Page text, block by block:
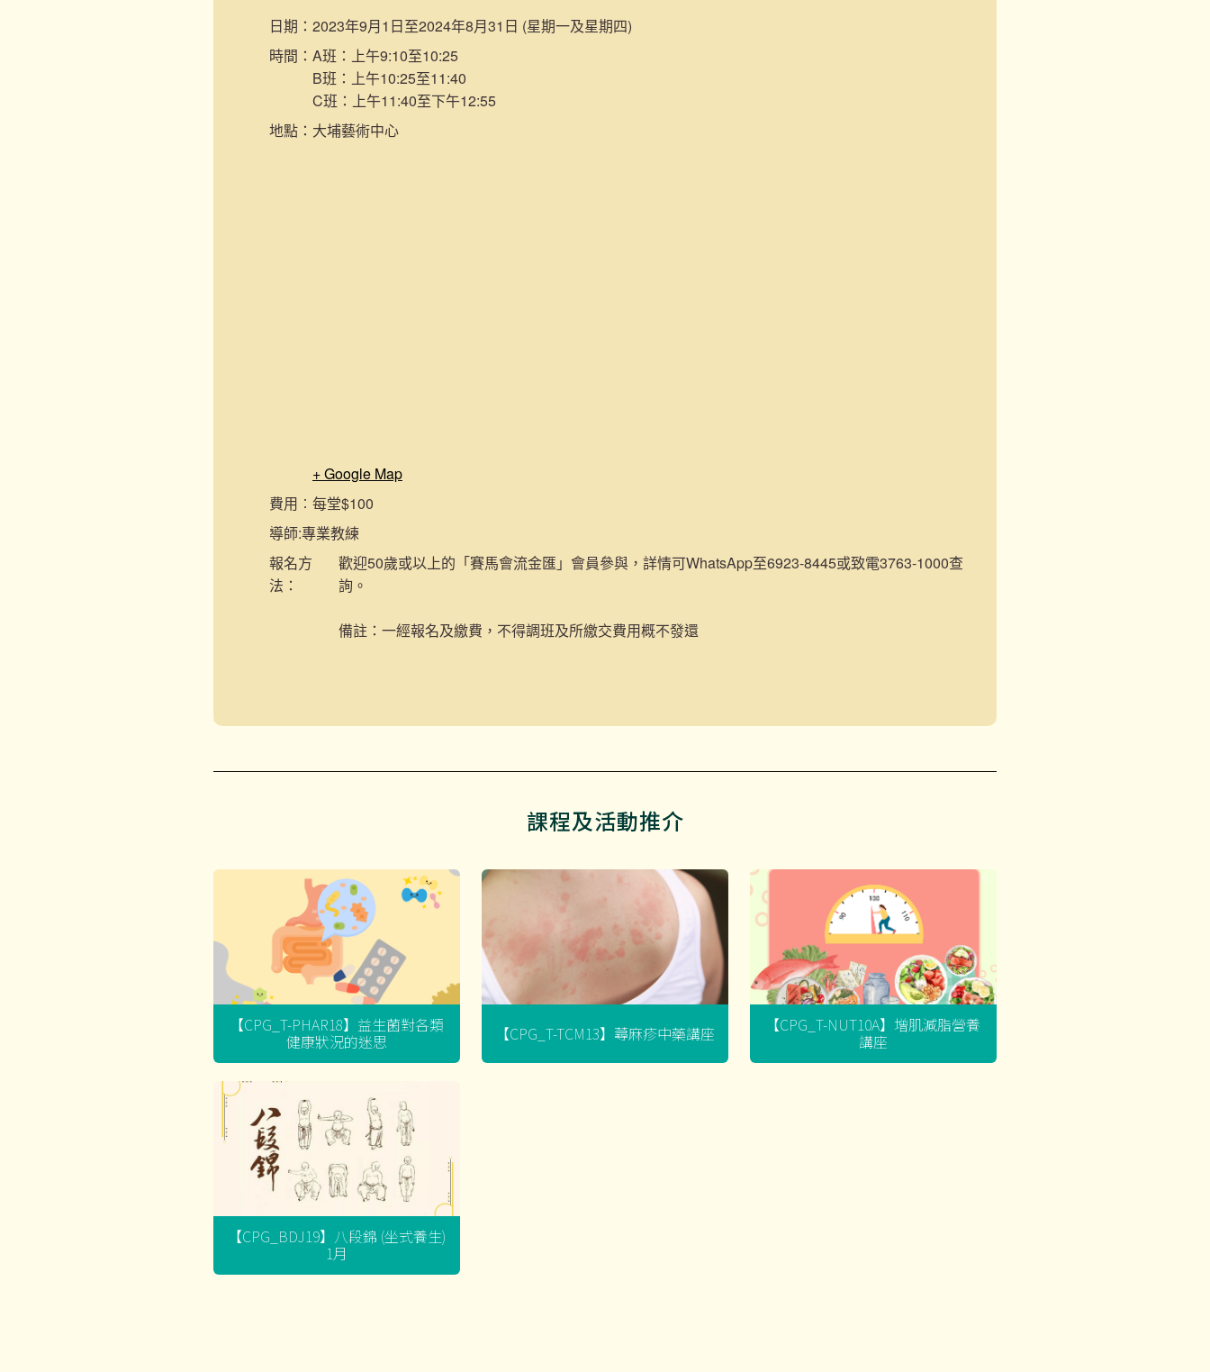
日期： 2023年9月1日至2024年8月31日 (星期一及星期四)
時間： A班：上午9:10至10:25
B班：上午10:25至11:40
C班：上午11:40至下午12:55
地點： 大埔藝術中心
+ Google Map
費用︰ 每堂$100
導師:專業教練
報名方
法：
歡迎50歲或以上的「賽馬會流金匯」會員參與，詳情可WhatsApp至6923-8445或致電3763-1000查
詢。
備註：一經報名及繳費，不得調班及所繳交費用概不發還
課程及活動推介
【CPG_T-PHAR18】益生菌對各類
健康狀況的迷思 【CPG_T-TCM13】蕁麻疹中藥講座 【CPG_T-NUT10A】增肌減脂營養
講座
【CPG_BDJ19】八段錦 (坐式養生)
1月